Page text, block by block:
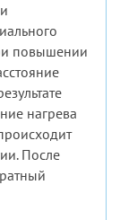
повышении
нагрева
После